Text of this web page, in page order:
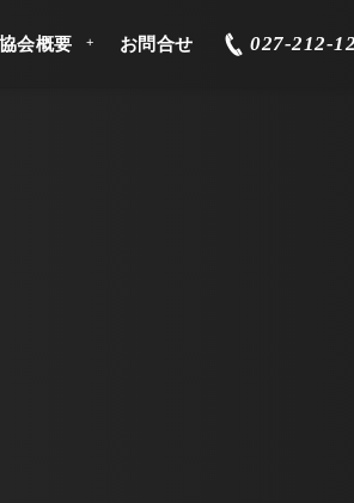
会概要 お問合せ 027-212-